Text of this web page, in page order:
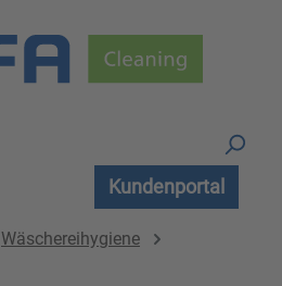
Kundenportal
Wäschereihygiene